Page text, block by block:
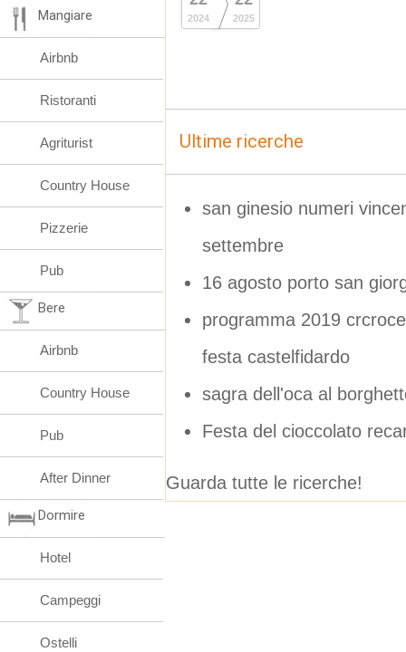
2024 2025
Ultime ricerche
san ginesio numeri
settembre
16 agosto porto san
programma 2019
festa castelfidardo
sagra dell'oca al
Festa del cioccolato
Guarda tutte le ricerche!
Mangiare
Airbnb
Ristoranti
Agriturist
Country House
Pizzerie
Pub
Bere
Airbnb
Country House
Pub
After Dinner
Dormire
Hotel
Campeggi
Ostelli